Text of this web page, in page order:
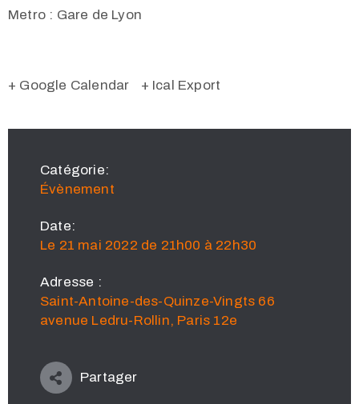
Metro : Gare de Lyon
+ Google Calendar + Ical Export
Catégorie:
Évènement
Date:
Le 21 mai 2022 de 21h00 à 22h30
Adresse :
Saint-Antoine-des-Quinze-Vingts 66
avenue Ledru-Rollin, Paris 12e
Partager